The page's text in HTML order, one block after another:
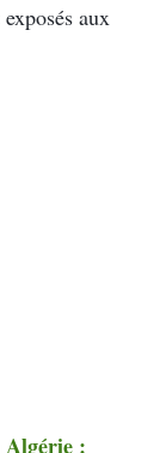
aux
Algérie :